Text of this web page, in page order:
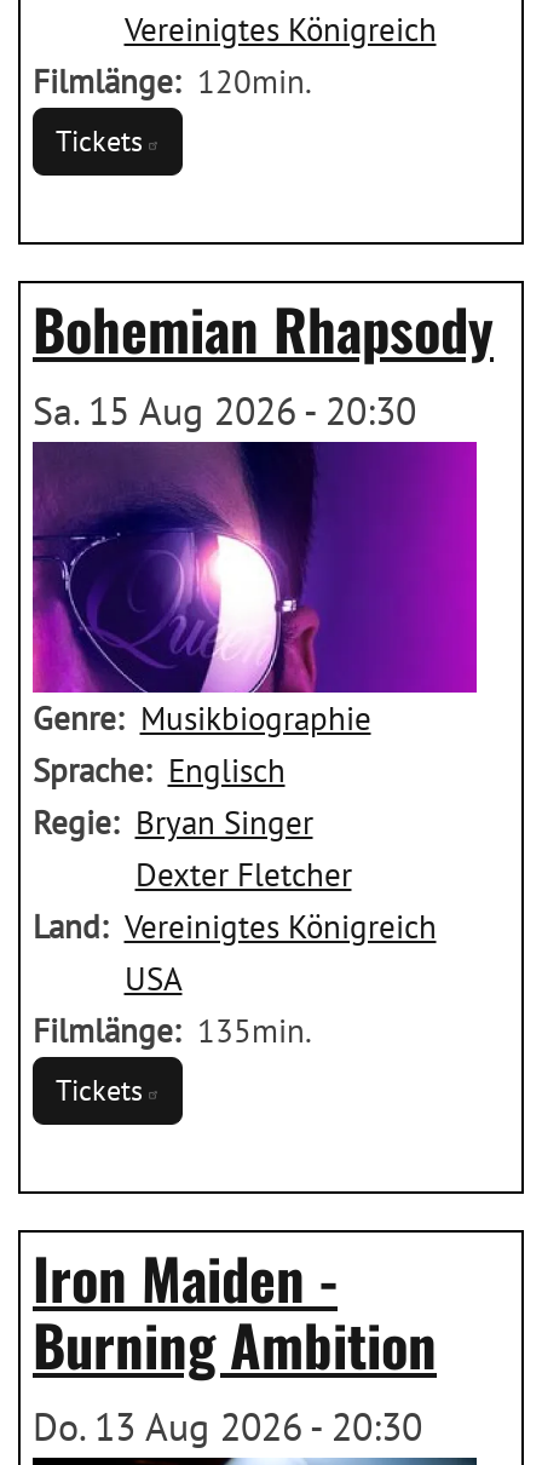
Vereinigtes Königreich
Filmlänge
120min.
Tickets
Bohemian Rhapsody
Sa. 15 Aug 2026 - 20:30
Genre
Musikbiographie
Sprache
Englisch
Regie
Bryan Singer
Dexter Fletcher
Land
Vereinigtes Königreich
USA
Filmlänge
135min.
Tickets
Iron Maiden -
Burning Ambition
Do. 13 Aug 2026 - 20:30